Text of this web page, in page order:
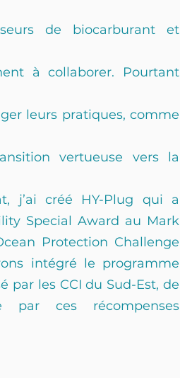
de biocarburant et
à collaborer. Pourtant
leurs pratiques, comme
vertueuse vers la
j’ai créé HY-Plug qui a
Special Award au Mark
Protection Challenge
intégré le programme
par les CCI du Sud-Est, de
par ces récompenses